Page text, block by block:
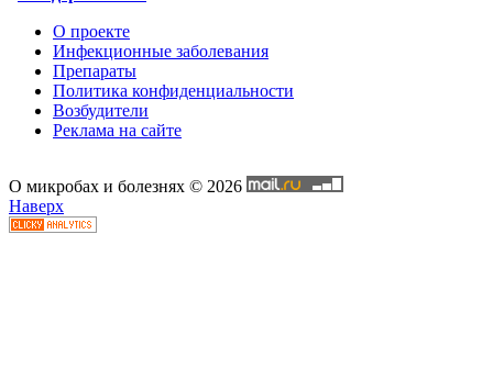
О проекте
Инфекционные заболевания
Препараты
Политика конфиденциальности
Возбудители
Реклама на сайте
О микробах и болезнях © 2026
Наверх